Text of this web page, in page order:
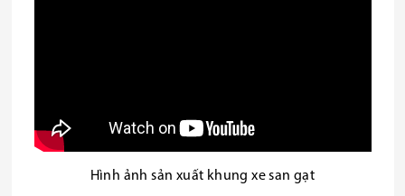
Hình ảnh sản xuất khung xe san gạt